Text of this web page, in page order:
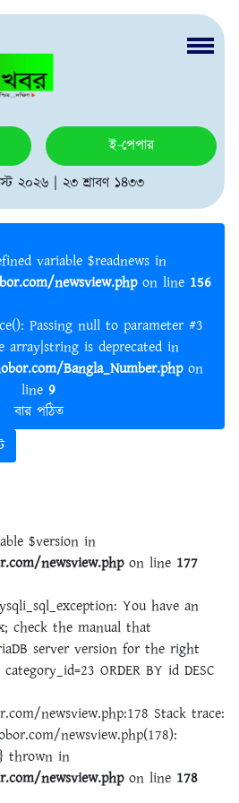
ই-পেপার
২০২৬ | ২৩ শ্রাবণ ১৪৩৩
variable $readnews in
newsview.phpon line 156
array|string is deprecated in
Bangla_Number.phpon
line 9
বার পঠিত
$version in
newsview.phpon line 177
You have an
check the manual that
server version for the right
ORDER BY id DESC
newsview.php:178 Stack trace:
newsview.php(178):
thrown in
newsview.phpon line 178